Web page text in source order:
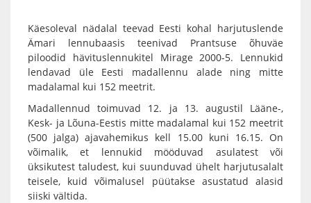
Käesoleval nädalal teevad Eesti kohal harjutuslende
Ämari lennubaasis teenivad Prantsuse õhuväe
piloodid hävituslennukitel Mirage 2000-5. Lennukid
lendavad üle Eesti madallennu alade ning mitte
madalamal kui 152 meetrit.
Madallennud toimuvad 12. ja 13. augustil Lääne-,
Kesk- ja Lõuna-Eestis mitte madalamal kui 152 meetrit
(500 jalga) ajavahemikus kell 15.00 kuni 16.15. On
võimalik, et lennukid mööduvad asulatest või
üksikutest taludest, kui suunduvad ühelt harjutusalalt
teisele, kuid võimalusel püütakse asustatud alasid
siiski vältida.